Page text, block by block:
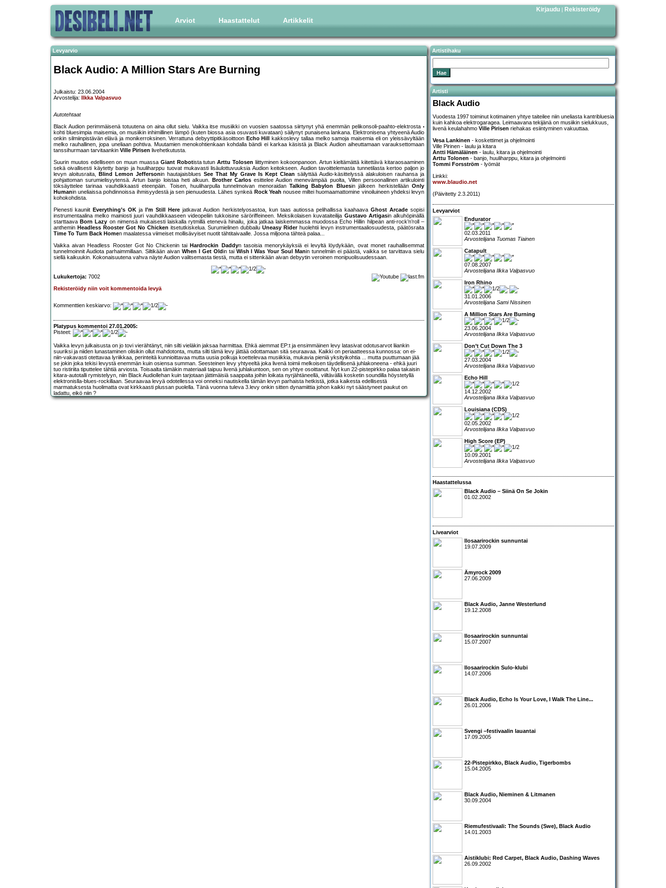
Arviot Haastattelut Artikkelit
Kirjaudu | Rekisteröidy
Levyarvio
Black Audio: A Million Stars Are Burning
Julkaistu: 23.06.2004
Arvostelija:
Ilkka Valpasvuo
Autotehtaat
Black Audion perimmäisenä totuutena on aina ollut sielu. Vaikka itse musiikki on vuosien saatossa siirtynyt yhä enemmän pelikonsoli-paahto-elektrosta
kohti bluesimpia maisemia, on musiikin inhimillinen lämpö (kuten biossa asia osuvasti kuvataan) säilynyt punaisena lankana. Elektronisena yhtyeenä Audio
onkin silmiinpistävän elävä ja monikerroksinen. Verrattuna debyyttipitkäsoittoon Echo Hill
kakkoslevy tallaa melko samoja maisemia eli on yleissävyltään
melko rauhallinen, jopa uneliaan pohtiva. Muutamien menokohtienkaan kohdalla bändi ei karkaa käsistä ja Black Audion aiheuttamaan varauksettomaan
tanssihurmaan tarvitaankin Ville Pirisen livehetkutusta.
Suurin muutos edelliseen on muun muassa Giant Robotista tutunArttu Tolosen liittyminen kokoonpanoon. Artun kieltämättä kiitettävä kitaraosaaminen
sekä oivallisesti käytetty banjo ja huuliharppu tuovat mukavasti lisäulottuvuuksia Audion keitokseen. Audion tavoittelemasta tunnetilasta kertoo paljon jo
levyn aloitusraita,
Blind Lemon Jeffersonin hautajaisbluesSee That My Grave Is Kept Clean säilyttää Audio-käsittelyssä alakuloisen rauhansa ja
pohjattoman surumielisyytensä. Artun banjo loistaa heti alkuun.
Brother Carlos esittelee Audion menevämpää puolta, Villen persoonallinen artikulointi
töksäyttelee tarinaa vauhdikkaasti eteenpäin. Toisen, huuliharpulla tunnelmoivan menoraidanTalking Babylon Bluesin jälkeen herkistellään Only
Humanin uneliaissa pohdinnoissa ihmisyydestä ja sen pienuudesta. Lähes synkeä Rock Yeah nousee miltei huomaamattomine vinoiluineen yhdeksi levyn
kohokohdista.
Pienesti kauniit Everything’s OK ja I’m Still Here jatkavat Audion herkistelyosastoa, kun taas autiossa pelihallissa kaahaava Ghost Arcadesopisi
instrumentaalina melko mainiosti juuri vauhdikkaaseen videopeliin tukkoisine säröriffeineen. Meksikolaisen kuvataiteilija Gustavo Artigasin alkuhöpinällä
starttaava Born Lazy on nimensä mukaisesti laiskalla rytmillä etenevä hinailu, joka jatkaa laiskemmassa muodossa Echo Hillin hilpeän anti-rock’n’roll –
anthemin Headless Rooster Got No Chicken itsetutkiskelua. Surumielinen dubbailuUneasy Riderhuolehtii levyn instrumentaaliosuudesta, päätösraita
Time To Turn Back Homen maalatessa viimeiset mollisävyiset nuotit tähtitaivaalle. Jossa miljoona tähteä palaa...
Vaikka aivan Headless Rooster Got No Chickenin tai Hardrockin Daddyn tasoisia menorykäyksiä ei levyltä löydykään, ovat monet rauhallisemmat
tunnelmoinnit Audiota parhaimmillaan. Siltikään aivan When I Get Oldin tai Wish I Was Your Soul Manin tunnelmiin ei päästä, vaikka se tarvittava sielu
siellä kaikuukin. Kokonaisuutena vahva näyte Audion valitsemasta tiestä, mutta ei sittenkään aivan debyytin veroinen monipuolisuudessaan.
Lukukertoja: 7002
Rekisteröidy niin voit kommentoida levyä
Kommenttien keskiarvo:
Platypus kommentoi 27.01.2005:
Pisteet:
Vaikka levyn julkaisusta on jo tovi vierähtänyt, niin silti vieläkin jaksaa harmittaa. Ehkä aiemmat EP:t ja ensimmäinen levy latasivat odotusarvot liiankin
suuriksi ja niiden lunastaminen olisikin ollut mahdotonta, mutta silti tämä levy jättää odottamaan sitä seuraavaa. Kaikki on periaatteessa kunnossa: on ei-
niin-vakavasti otettavaa lyriikkaa, perinteitä kunnioittavaa mutta uusia polkuja koettelevaa musiikkia, mukavia pieniä yksityikohtia ... mutta puuttumaan jää
se jokin joka tekisi levystä enemmän kuin osiensa summan. Seesteinen levy yhtyeeltä joka livenä toimii melkoisen täydellisenä juhlakoneena - ehkä juuri
tuo ristiriita tiputtelee tähtiä arviosta. Toisaalta tämäkin materiaali taipuu livenä juhlakuntoon, sen on yhtye osoittanut. Nyt kun 22-pistepirkko palaa takaisin
kitara-autotalli rymistelyyn, niin Black Audiollehan kuin tarjotaan jättimäisiä saappaita joihin loikata nyrjähtäneellä, viiltävällä kosketin soundilla höystetyllä
elektronislla-blues-rockillaan. Seuraavaa levyä odotellessa voi onneksi nautiskella tämän levyn parhaista hetkistä, jotka kaikesta edellisestä
marmatuksesta huolimatta ovat kirkkaasti plussan puolella. Tänä vuonna tuleva 3.levy onkin sitten dynamiittia johon kaikki nyt säästyneet paukut on
ladattu, eikö niin ?
Artistihaku
Artisti
Black Audio
Vuodesta 1997 toiminut kotimainen yhtye taiteilee niin uneliasta kantribluesia
kuin kahkoa elektrogaragea. Leimaavana tekijänä on musiikin sielukkuus,
livenä keulahahmo Ville Pirisen riehakas esiintyminen vakuuttaa.
Vesa Lankinen - koskettimet ja ohjelmointi
Ville Pirinen - laulu ja kitara
Antti Hämäläinen - laulu, kitara ja ohjelmointi
Arttu Tolonen - banjo, huuliharppu, kitara ja ohjelmointi
Tommi Forsström - lyömät
Linkki:
www.blaudio.net
(Päivitetty 2.3.2011)
Levyarviot
Endurator
02.03.2011
Arvostelijana Tuomas Tiainen
Catapult
07.08.2007
Arvostelijana Ilkka Valpasvuo
Iron Rhino
31.01.2006
Arvostelijana Sami Nissinen
A Million Stars Are Burning
23.06.2004
Arvostelijana Ilkka Valpasvuo
Don’t Cut Down The 3
27.03.2004
Arvostelijana Ilkka Valpasvuo
Echo Hill
14.12.2002
Arvostelijana Ilkka Valpasvuo
Louisiana (CDS)
02.05.2002
Arvostelijana Ilkka Valpasvuo
High Score (EP)
10.09.2001
Arvostelijana Ilkka Valpasvuo
Haastattelussa
Black Audio – Siinä On Se Jokin
01.02.2002
Livearviot
Ilosaarirockin sunnuntai
19.07.2009
Ämyrock 2009
27.06.2009
Black Audio, Janne Westerlund
19.12.2008
Ilosaarirockin sunnuntai
15.07.2007
Ilosaarirockin Sulo-klubi
14.07.2006
Black Audio, Echo Is Your Love, I Walk The Line...
26.01.2006
Svengi –festivaalin lauantai
17.09.2005
22-Pistepirkko, Black Audio, Tigerbombs
15.04.2005
Black Audio, Nieminen & Litmanen
30.09.2004
Riemufestivaali: The Sounds (Swe), Black Audio
14.01.2003
Aistiklubi: Red Carpet, Black Audio, Dashing Waves
26.09.2002